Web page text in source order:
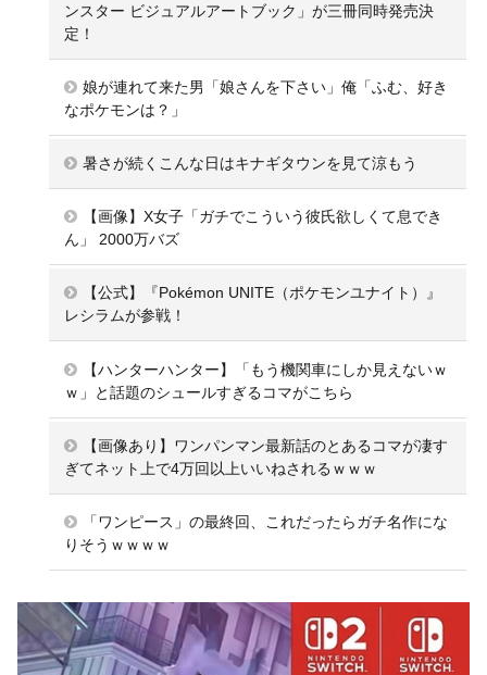
ンスター ビジュアルアートブック」が三冊同時発売決
定！
娘が連れて来た男「娘さんを下さい」俺「ふむ、好き
なポケモンは？」
暑さが続くこんな日はキナギタウンを見て涼もう
【画像】X女子「ガチでこういう彼氏欲しくて息でき
ん」 2000万バズ
【公式】『Pokémon UNITE（ポケモンユナイト）』
レシラムが参戦！
【ハンターハンター】「もう機関車にしか見えないｗ
ｗ」と話題のシュールすぎるコマがこちら
【画像あり】ワンパンマン最新話のとあるコマが凄す
ぎてネット上で4万回以上いいねされるｗｗｗ
「ワンピース」の最終回、これだったらガチ名作にな
りそうｗｗｗｗ